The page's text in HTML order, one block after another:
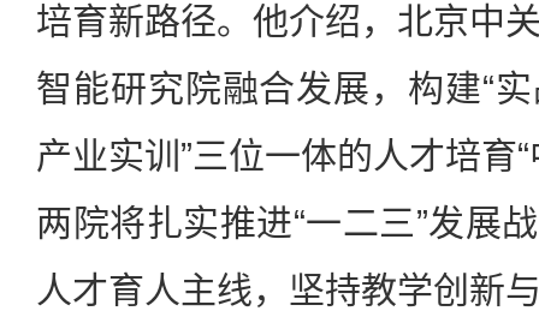
培育新路径。他介绍，北京中
智能研究院融合发展，构建“
产业实训”三位一体的人才培育
两院将扎实推进“一二三”发展
人才育人主线，坚持教学创新